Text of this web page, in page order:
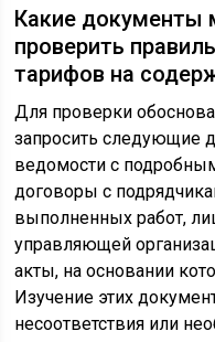
Какие документы
проверить
тарифов на
Для проверки
запросить следующие
ведомости с
договоры с
выполненных работ,
управляющей
акты, на основании
Изучение этих
несоответствия или